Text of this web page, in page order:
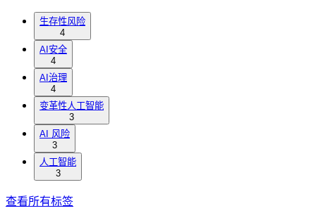
生存性风险
4
AI安全
4
AI治理
4
变革性人工智能
3
AI 风险
3
人工智能
3
查看所有标签